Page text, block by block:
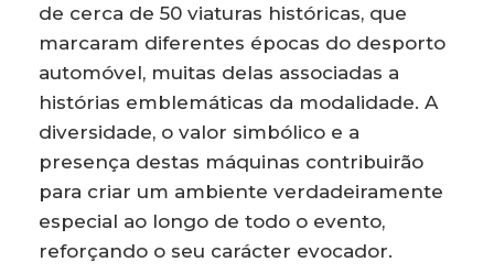
de cerca de 50 viaturas históricas, que
marcaram diferentes épocas do desporto
automóvel, muitas delas associadas a
histórias emblemáticas da modalidade. A
diversidade, o valor simbólico e a
presença destas máquinas contribuirão
para criar um ambiente verdadeiramente
especial ao longo de todo o evento,
reforçando o seu carácter evocador.